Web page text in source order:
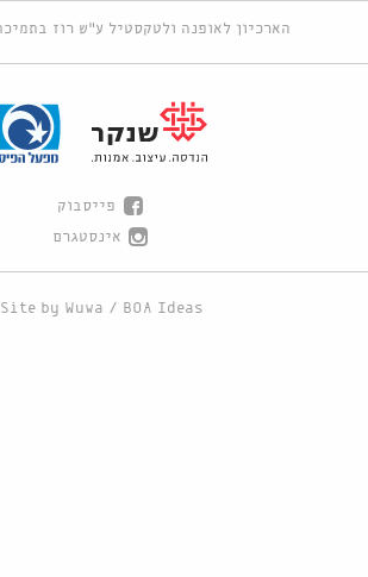
הארכיון לאופנה ולטקסטיל ע"ש רוז
פייסבוק
אינסטגרם
Site by Wuwa / BOA Ideas